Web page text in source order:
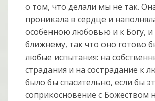
о том, что делали мы не так.
проникала в сердце и
особенною любовью и к Богу, и
ближнему, так что оно готово
любые испытания: на
страдания и на сострадание к
было бы спасительно, если бы
соприкосновение с Божеством